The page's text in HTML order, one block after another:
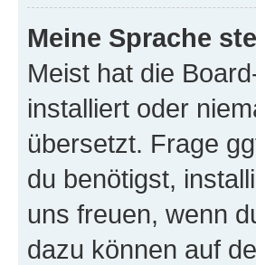
Meine Sprache
Meist hat die
installiert oder
übersetzt. Frage
du benötigst,
uns freuen, wenn
dazu können auf